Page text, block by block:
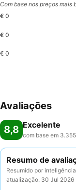
Com base nos preços
€ 0
€ 0
€ 0
Avaliações
8,8 Excelente
com base em
Resumo de
Resumido por
atualização: 30 Jul 2026